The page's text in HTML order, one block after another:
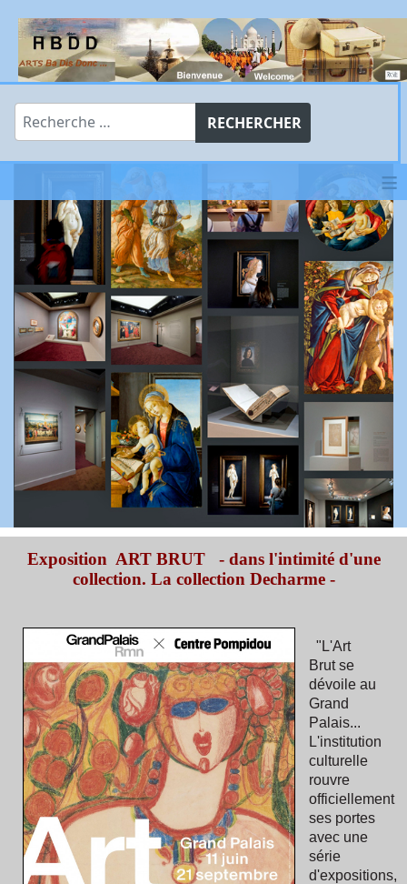
Rechercher
RECHERCHER
≡
Exposition ART BRUT - dans l'intimité d'une
collection. La collection Decharme -
"L'Art
Brut se
dévoile au
Grand
Palais...
L'institution
culturelle
rouvre
officiellement
ses portes
avec une
série
d'expositions,